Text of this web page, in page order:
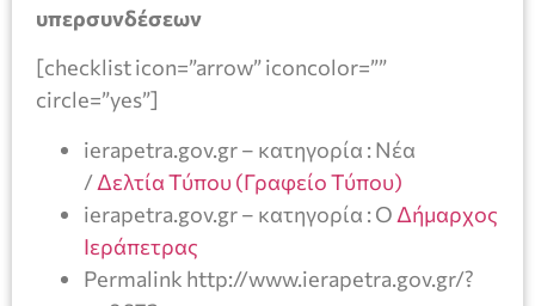
υπερσυνδέσεων
[checklist icon=”arrow” iconcolor=””
circle=”yes”]
ierapetra.gov.gr – κατηγορία : Νέα
/Δελτία Τύπου (Γραφείο Τύπου)
ierapetra.gov.gr – κατηγορία : Ο Δήμαρχος
Ιεράπετρας
Permalink http://www.ierapetra.gov.gr/?